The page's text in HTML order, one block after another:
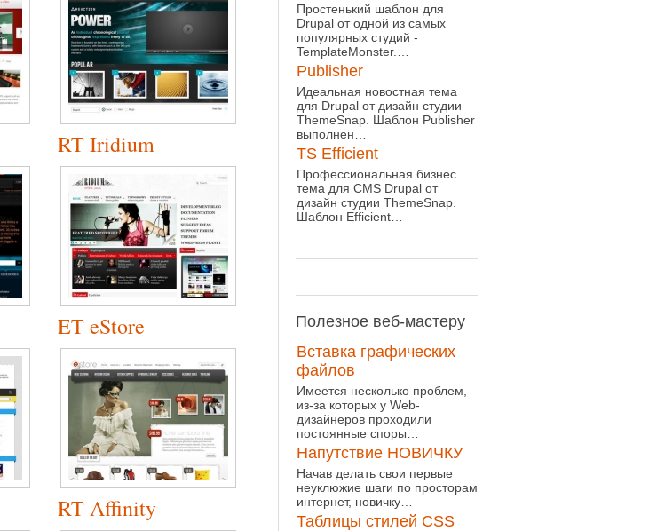
RT Iridium
ET eStore
RT Affinity
Простенький шаблон для
Drupal от одной из самых
популярных студий -
TemplateMonster.…
Publisher
Идеальная новостная тема
для Drupal от дизайн студии
ThemeSnap. Шаблон Publisher
выполнен…
TS Efficient
Профессиональная бизнес
тема для CMS Drupal от
дизайн студии ThemeSnap.
Шаблон Efficient…
Полезное веб-мастеру
Вставка графических
файлов
Имеется несколько проблем,
из-за которых у Web-
дизайнеров проходили
постоянные споры…
Напутствие НОВИЧКУ
Начав делать свои первые
неуклюжие шаги по просторам
интернет, новичку…
Таблицы стилей CSS